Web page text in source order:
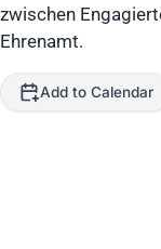
zwischen
Ehrenamt.
Add to Calendar